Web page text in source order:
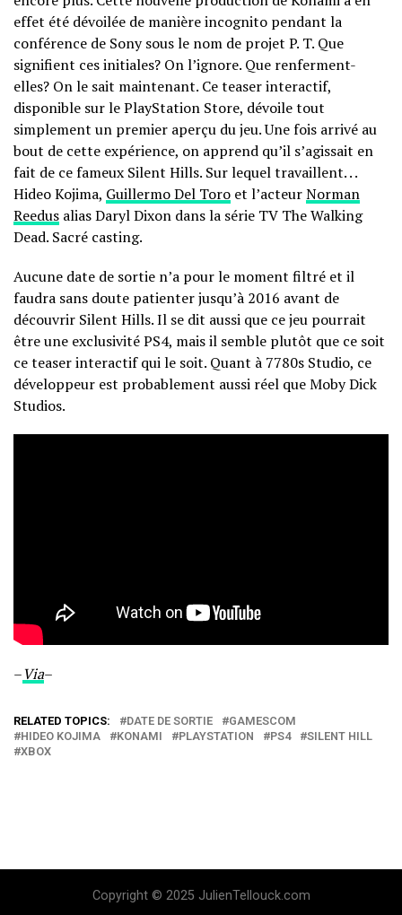
effet été dévoilée de manière incognito pendant la
conférence de Sony sous le nom de projet P. T. Que
signifient ces initiales? On l’ignore. Que renferment-
elles? On le sait maintenant. Ce teaser interactif,
disponible sur le PlayStation Store, dévoile tout
simplement un premier aperçu du jeu. Une fois arrivé au
bout de cette expérience, on apprend qu’il s’agissait en
fait de ce fameux Silent Hills. Sur lequel travaillent. . .
Hideo Kojima, Guillermo Del Toro et l’acteurNorman
Reedus alias Daryl Dixon dans la série TV The Walking
Dead. Sacré casting.
Aucune date de sortie n’a pour le moment filtré et il
faudra sans doute patienter jusqu’à 2016 avant de
découvrir Silent Hills. Il se dit aussi que ce jeu pourrait
être une exclusivité PS4, mais il semble plutôt que ce soit
ce teaser interactif qui le soit. Quant à 7780s Studio, ce
développeur est probablement aussi réel que Moby Dick
Studios.
–Via–
RELATED TOPICS: DATE DE SORTIE
GAMESCOM
HIDEO KOJIMA
KONAMI PLAYSTATION PS4
SILENT HILL
XBOX
Copyright © 2025 JulienTellouck.com